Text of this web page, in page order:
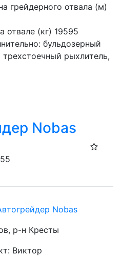
грейдерного отвала (м)
отвале (кг) 19595
бульдозерный
трехстоечный рыхлитель,
Nobas
Nobas
р-н Кресты
Виктор